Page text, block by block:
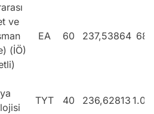
ve
(İÖ)
EA 60 237,53864
TYT 40 236,62813